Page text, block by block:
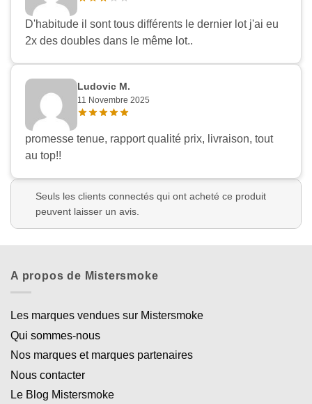
D'habitude il sont tous différents le dernier lot j'ai eu
2x des doubles dans le même lot..
Ludovic M.
11 Novembre 2025
promesse tenue, rapport qualité prix, livraison, tout
au top!!
Seuls les clients connectés qui ont acheté ce produit
peuvent laisser un avis.
A propos de Mistersmoke
Les marques vendues sur Mistersmoke
Qui sommes-nous
Nos marques et marques partenaires
Nous contacter
Le Blog Mistersmoke